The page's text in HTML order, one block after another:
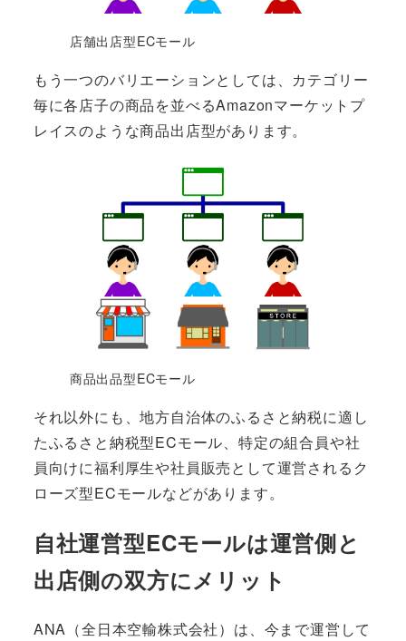
店舗出店型ECモール
もう一つのバリエーションとしては、カテゴリー
毎に各店子の商品を並べるAmazonマーケットプ
レイスのような商品出店型があります。
商品出品型ECモール
それ以外にも、地方自治体のふるさと納税に適し
たふるさと納税型ECモール、特定の組合員や社
員向けに福利厚生や社員販売として運営されるク
ローズ型ECモールなどがあります。
自社運営型ECモールは運営側と
出店側の双方にメリット
ANA（全日本空輸株式会社）は、今まで運営して